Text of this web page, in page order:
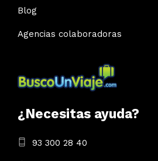
Blog
Agencias colaboradoras
¿Necesitas ayuda?
93 300 28 40